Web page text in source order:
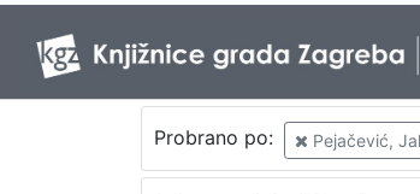
Probrano po: Pejačević,